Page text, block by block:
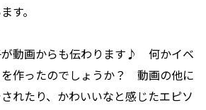
す。
動画からも伝わります♪ 何かイベ
作ったのでしょうか？ 動画の他に
れたり、かわいいなと感じたエピソ